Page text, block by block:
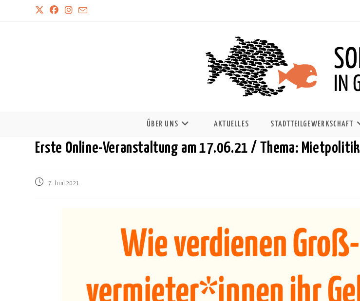
ÜBER UNS AKTUELLES STADTTEILGEWERKSCHAFT
Erste Online-Veranstaltung am 17.06.21 / Thema: Mietpolitik
Beitrag7. Juni 2021